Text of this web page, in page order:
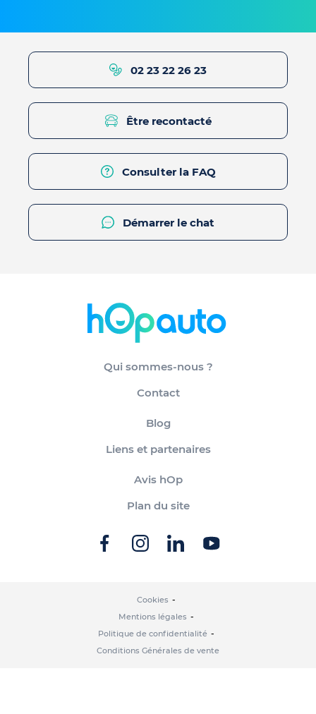
02 23 22 26 23
Être recontacté
Consulter la FAQ
Démarrer le chat
Qui sommes-nous ?
Contact
Blog
Liens et partenaires
Avis hOp
Plan du site
Cookies
Mentions légales
Politique de confidentialité
Conditions Générales de vente